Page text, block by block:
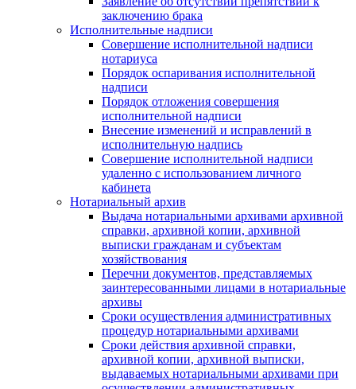
заключению брака
Исполнительные надписи
Совершение исполнительной надписи
нотариуса
Порядок оспаривания исполнительной
надписи
Порядок отложения совершения
исполнительной надписи
Внесение изменений и исправлений в
исполнительную надпись
Совершение исполнительной надписи
удаленно с использованием личного
кабинета
Нотариальный архив
Выдача нотариальными архивами архивной
справки, архивной копии, архивной
выписки гражданам и субъектам
хозяйствования
Перечни документов, представляемых
заинтересованными лицами в нотариальные
архивы
Сроки осуществления административных
процедур нотариальными архивами
Сроки действия архивной справки,
архивной копии, архивной выписки,
выдаваемых нотариальными архивами при